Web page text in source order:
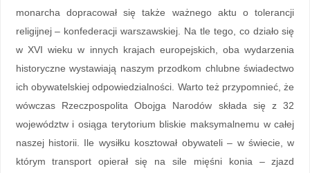
monarcha dopracował się także ważnego aktu o tolerancji
religijnej – konfederacji warszawskiej. Na tle tego, co działo się
w XVI wieku w innych krajach europejskich, oba wydarzenia
historyczne wystawiają naszym przodkom chlubne świadectwo
ich obywatelskiej odpowiedzialności. Warto też przypomnieć, że
wówczas Rzeczpospolita Obojga Narodów składa się z 32
województw i osiąga terytorium bliskie maksymalnemu w całej
naszej historii. Ile wysiłku kosztował obywateli – w świecie, w
którym transport opierał się na sile mięśni konia – zjazd